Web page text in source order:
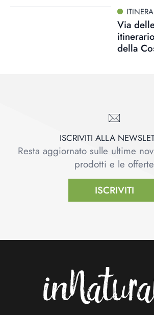
Via
della
ISCRIVITI ALLA
Resta aggiornato sulle ultime
prodotti e le offerte
ISCRIVITI